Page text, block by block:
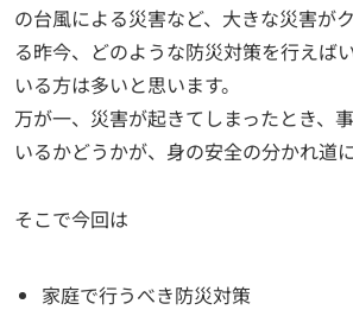
の台風による災害など、大きな災害が
る昨今、どのような防災対策を行えば
いる方は多いと思います。
万が一、災害が起きてしまったとき、
いるかどうかが、身の安全の分かれ道
そこで今回は
家庭で行うべき防災対策